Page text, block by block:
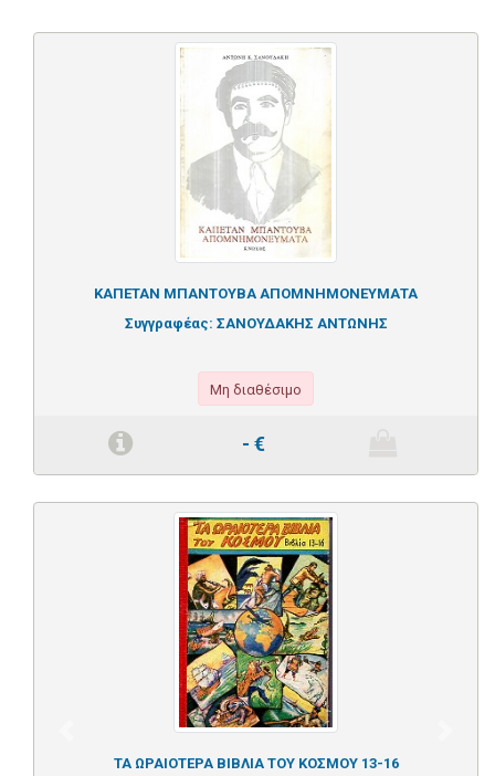
ΚΑΠΕΤΑΝ ΜΠΑΝΤΟΥΒΑ ΑΠΟΜΝΗΜΟΝΕΥΜΑΤΑ
Συγγραφέας: ΣΑΝΟΥΔΑΚΗΣ ΑΝΤΩΝΗΣ
Μη διαθέσιμο
- €
ΤΑ ΩΡΑΙΟΤΕΡΑ ΒΙΒΛΙΑ ΤΟΥ ΚΟΣΜΟΥ 13-16